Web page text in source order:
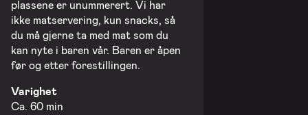
plassene er unummerert. Vi har
ikke matservering, kun snacks, så
du må gjerne ta med mat som du
kan nyte i baren vår. Baren er åpen
før og etter forestillingen.
Varighet
Ca. 60 min